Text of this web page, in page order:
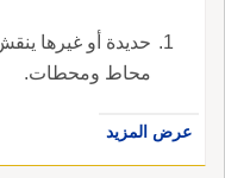
حديدة أو غيرها
محاط ومحطات.
عرض المزيد